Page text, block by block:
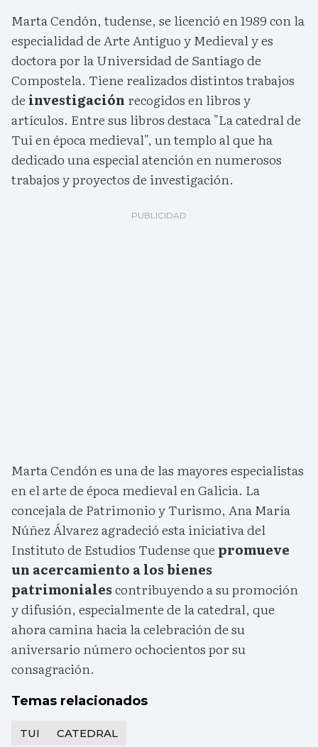
Marta Cendón, tudense, se licenció en 1989 con la
especialidad de Arte Antiguo y Medieval y es
doctora por la Universidad de Santiago de
Compostela. Tiene realizados distintos trabajos
de investigación recogidos en libros y
artículos. Entre sus libros destaca "La catedral de
Tui en época medieval", un templo al que ha
dedicado una especial atención en numerosos
trabajos y proyectos de investigación.
Marta Cendón es una de las mayores especialistas
en el arte de época medieval en Galicia. La
concejala de Patrimonio y Turismo, Ana María
Núñez Álvarez agradeció esta iniciativa del
Instituto de Estudios Tudense que promueve
un acercamiento a los bienes
patrimonialescontribuyendo a su promoción
y difusión, especialmente de la catedral, que
ahora camina hacia la celebración de su
aniversario número ochocientos por su
consagración.
Temas relacionados
TUI CATEDRAL